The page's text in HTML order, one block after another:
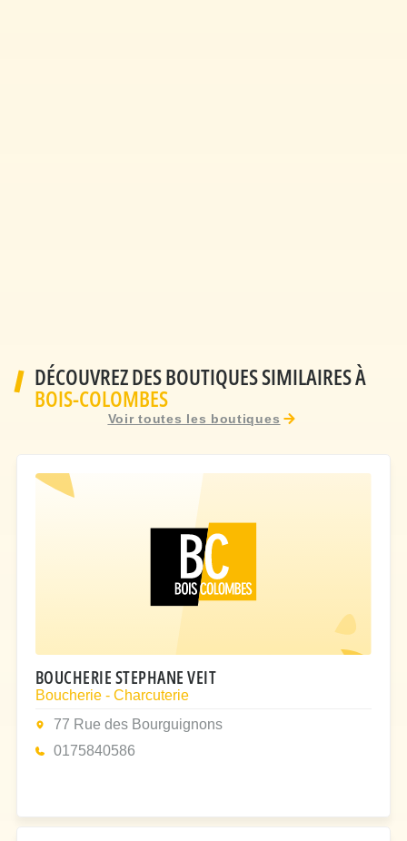
DÉCOUVREZ DES BOUTIQUES SIMILAIRES À
BOIS-COLOMBES
Voir toutes les boutiques
BOUCHERIE STEPHANE VEIT
Boucherie - Charcuterie
77 Rue des Bourguignons
0175840586